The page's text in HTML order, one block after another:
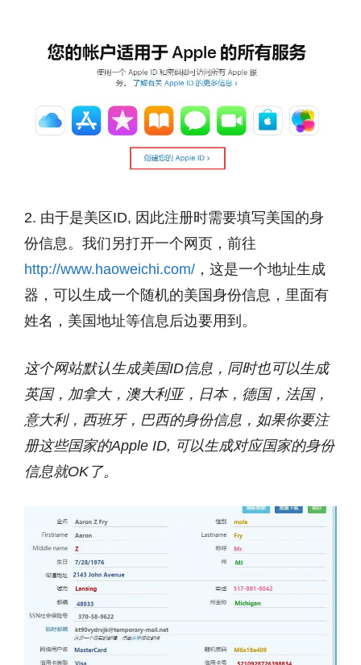
2. 由于是美区ID, 因此注册时需要填写美国的身
份信息。我们另打开一个网页，前往
http://www.haoweichi.com/ ，这是一个地址生成
器，可以生成一个随机的美国身份信息，里面有
姓名，美国地址等信息后边要用到。
这个网站默认生成美国ID信息，同时也可以生成
英国，加拿大，澳大利亚，日本，德国，法国，
意大利，西班牙，巴西的身份信息，如果你要注
册这些国家的Apple ID, 可以生成对应国家的身份
信息就OK了。